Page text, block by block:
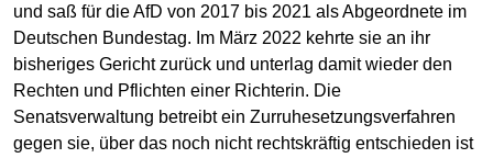
und saß für die AfD von 2017 bis 2021 als Abgeordnete im
Deutschen Bundestag. Im März 2022 kehrte sie an ihr
bisheriges Gericht zurück und unterlag damit wieder den
Rechten und Pflichten einer Richterin. Die
Senatsverwaltung betreibt ein Zurruhesetzungsverfahren
gegen sie, über das noch nicht rechtskräftig entschieden ist